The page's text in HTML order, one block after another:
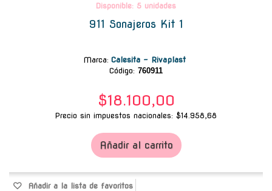
Disponible: 5 unidades
911 Sonajeros Kit 1
Marca: Calesita - Rivaplast
Código: 760911
$18.100,00
Precio sin impuestos nacionales: $14.958,68
Añadir al carrito
Añadir a la lista de favoritos